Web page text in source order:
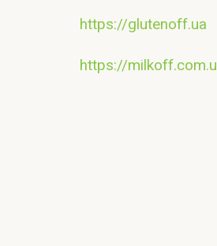
https://glutenoff.ua
https://